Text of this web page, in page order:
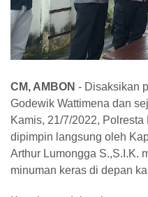
CM, AMBON - Disaksikan
Godewik Wattimena dan
Kamis, 21/7/2022, Polresta
dipimpin langsung oleh
Arthur Lumongga S.,S.I.K.
minuman keras di depan